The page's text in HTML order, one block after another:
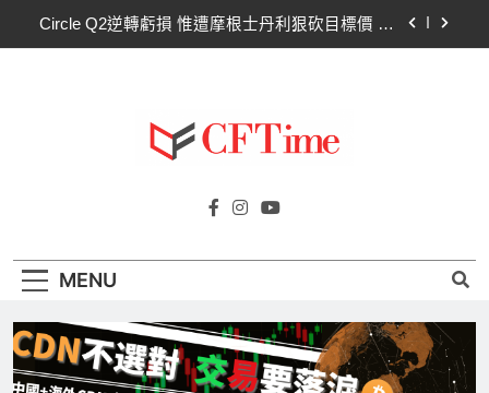
Circle Q2逆轉虧損 惟遭摩根士丹利狠砍目標價 市
比特幣失守關鍵阻力帶！50日SMA及斐波那契
63,600美元未收復，下降通道持續
Circle Q2逆轉虧損 惟遭摩根士丹利狠砍目標價 市
CLARITY法案60票門檻仍差關鍵缺口！民主黨七
Cftime.io
AI（ChatGPT）、區塊鏈、NFT、加密貨
MENU